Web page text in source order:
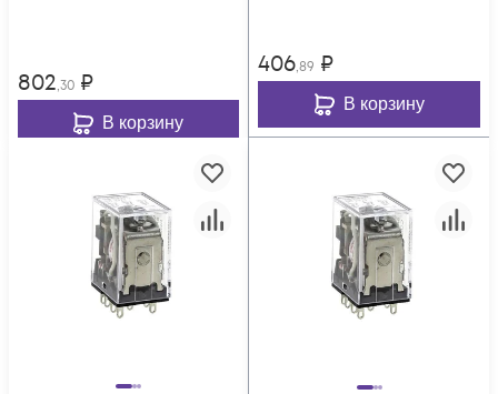
802,30 ₽
В корзину
406,89 ₽
В корзину